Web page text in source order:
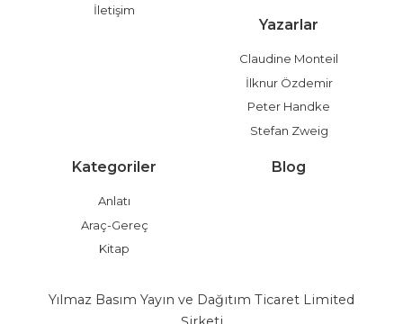
İletişim
Yazarlar
Claudine Monteil
İlknur Özdemir
Peter Handke
Stefan Zweig
Kategoriler
Anlatı
Araç-Gereç
Kitap
Blog
Yılmaz Basım Yayın ve Dağıtım Ticaret Limited